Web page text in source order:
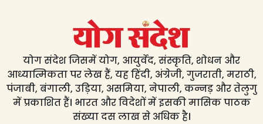
योग संदेश जिसमें योग, आयुर्वेद, संस्कृति, शोधन और
आध्यात्मिकता पर लेख हैं, यह हिंदी, अंग्रेजी, गुजराती, मराठी,
पंजाबी, बंगाली, उड़िया, असमिया, नेपाली, कन्नड़ और तेलुगु
में प्रकाशित हैं। भारत और विदेशों में इसकी मासिक पाठक
संख्या दस लाख से अधिक है।